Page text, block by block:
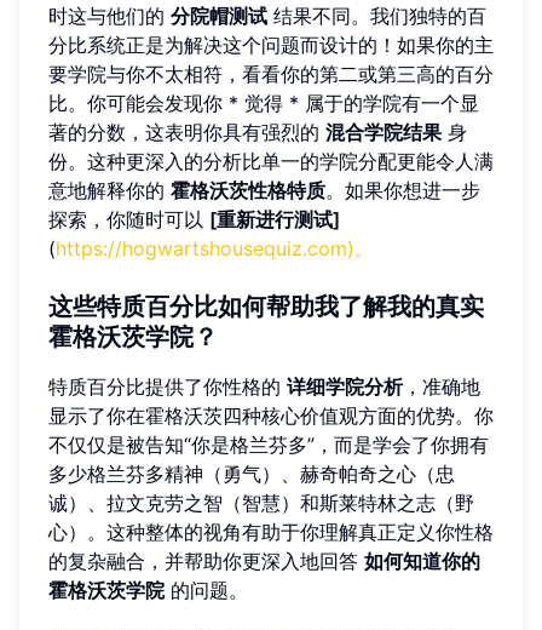
时这与他们的 分院帽测试 结果不同。我们独特的百
分比系统正是为解决这个问题而设计的！如果你的主
要学院与你不太相符，看看你的第二或第三高的百分
比。你可能会发现你 * 觉得 * 属于的学院有一个显
著的分数，这表明你具有强烈的 混合学院结果 身
份。这种更深入的分析比单一的学院分配更能令人满
意地解释你的 霍格沃茨性格特质。如果你想进一步
探索，你随时可以 [重新进行测试]
(https://hogwartshousequiz.com)。
这些特质百分比如何帮助我了解我的真实
霍格沃茨学院？
特质百分比提供了你性格的 详细学院分析，准确地
显示了你在霍格沃茨四种核心价值观方面的优势。你
不仅仅是被告知“你是格兰芬多”，而是学会了你拥有
多少格兰芬多精神（勇气）、赫奇帕奇之心（忠
诚）、拉文克劳之智（智慧）和斯莱特林之志（野
心）。这种整体的视角有助于你理解真正定义你性格
的复杂融合，并帮助你更深入地回答 如何知道你的
霍格沃茨学院的问题。